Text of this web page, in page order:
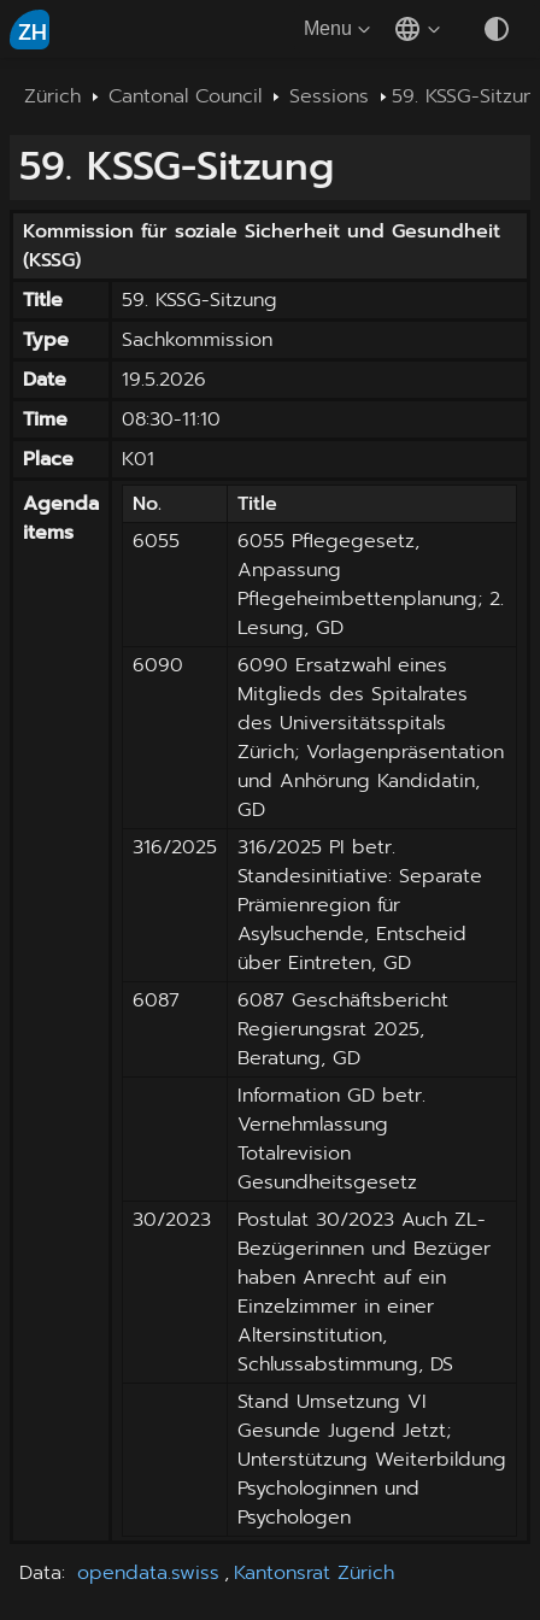
ZH Menu
Zürich Cantonal Council Sessions 59. KSSG-
59. KSSG-Sitzung
Kommission für soziale Sicherheit und Gesundheit
(KSSG)
Title
59. KSSG-Sitzung
Type
Sachkommission
Date
19.5.2026
Time
08:30-11:10
Place
K01
Agenda
items
No.
Title
6055
6055 Pflegegesetz,
Anpassung
Pflegeheimbettenplanung; 2.
Lesung, GD
6090
6090 Ersatzwahl eines
Mitglieds des Spitalrates
des Universitätsspitals
Zürich; Vorlagenpräsentation
und Anhörung Kandidatin,
GD
316/2025
316/2025 PI betr.
Standesinitiative: Separate
Prämienregion für
Asylsuchende, Entscheid
über Eintreten, GD
6087
6087 Geschäftsbericht
Regierungsrat 2025,
Beratung, GD
Information GD betr.
Vernehmlassung
Totalrevision
Gesundheitsgesetz
30/2023
Postulat 30/2023 Auch ZL-
Bezügerinnen und Bezüger
haben Anrecht auf ein
Einzelzimmer in einer
Altersinstitution,
Schlussabstimmung, DS
Stand Umsetzung VI
Gesunde Jugend Jetzt;
Unterstützung Weiterbildung
Psychologinnen und
Psychologen
Data: opendata.swiss , Kantonsrat Zürich